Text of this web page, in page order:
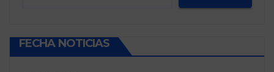
FECHA NOTICIAS